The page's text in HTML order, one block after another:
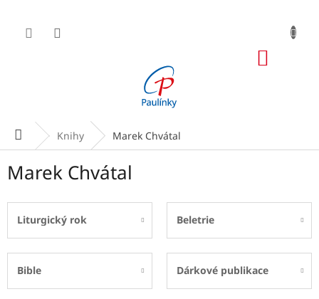
obsah
Domů Knihy Marek Chvátal
Marek Chvátal
Liturgický rok Beletrie
Bible Dárkové publikace